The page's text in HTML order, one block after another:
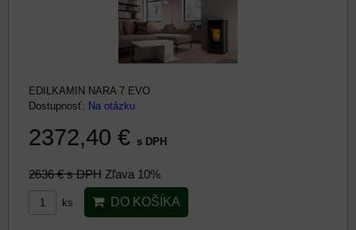
EDILKAMIN NARA 7 EVO
Dostupnosť: Na otázku
2372,40 € s DPH
2636 €s DPH Zľava 10%
ks DO KOŠÍKA